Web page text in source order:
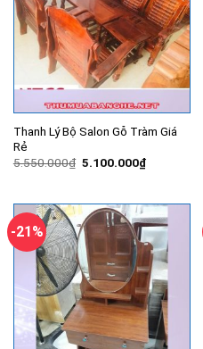
Thanh Lý Bộ Salon Gỗ Tràm Giá
Rẻ
5.550.000₫ Giá
5.100.000₫Giá
hiện
-21%